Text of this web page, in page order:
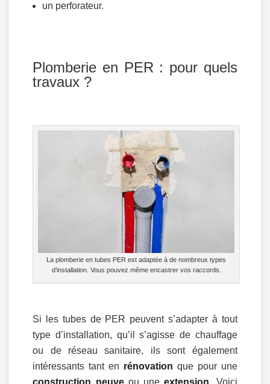
un perforateur.
Plomberie en PER : pour quels
travaux ?
La plomberie en tubes PER est adaptée à de nombreux types
d’installation. Vous pouvez même encastrer vos raccords.
Si les tubes de PER peuvent s’adapter à tout
type d’installation, qu’il s’agisse de chauffage
ou de réseau sanitaire, ils sont également
intéressants tant en rénovation que pour une